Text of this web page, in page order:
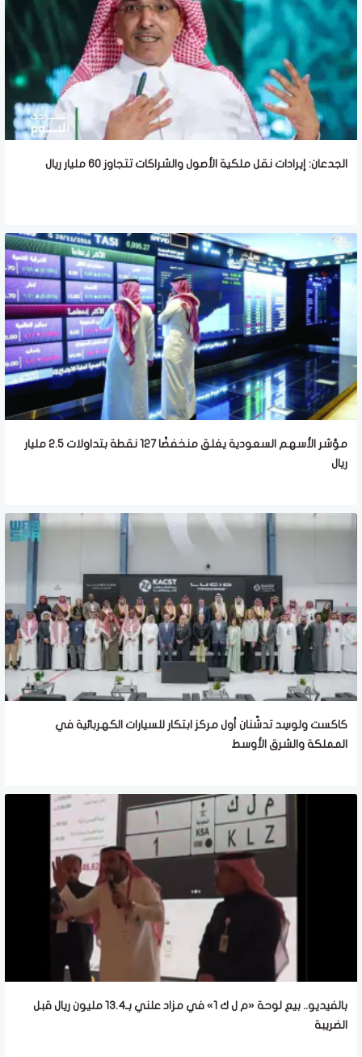
الجدعان: إيرادات نقل ملكية الأصول والشراكات تتجاوز 60 مليار ريال
مؤشر الأسهم السعودية يغلق منخفضًا 127 نقطة بتداولات 2.5 مليار
ريال
كاكست ولوسِد تدشّنان أول مركز ابتكار للسيارات الكهربائية في
المملكة والشرق الأوسط
بالفيديو.. بيع لوحة «م ل ك 1» في مزاد علني بـ13.4 مليون ريال قبل
الضريبة